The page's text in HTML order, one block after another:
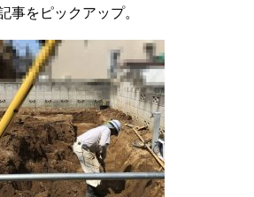
事をピックアップ。